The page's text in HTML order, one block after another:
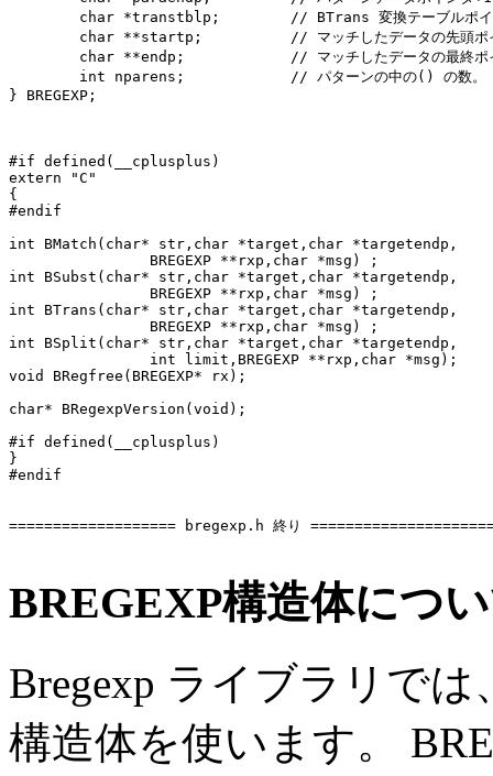
} BREGEXP;
#if defined(__cplusplus)
extern "C"
{
#endif
int BMatch(char* str,char *target,char *targetendp,
                BREGEXP **rxp,char *msg) ;
int BSubst(char* str,char *target,char *targetendp,
                BREGEXP **rxp,char *msg) ;
int BTrans(char* str,char *target,char *targetendp,
                BREGEXP **rxp,char *msg) ;
int BSplit(char* str,char *target,char *targetendp,
                int limit,BREGEXP **rxp,char *msg);
void BRegfree(BREGEXP* rx);
char* BRegexpVersion(void);
#if defined(__cplusplus)
}
#endif
=================== bregexp.h 終り
BREGEXP構造体につ
Bregexp ライブラリで
構造体を使います。